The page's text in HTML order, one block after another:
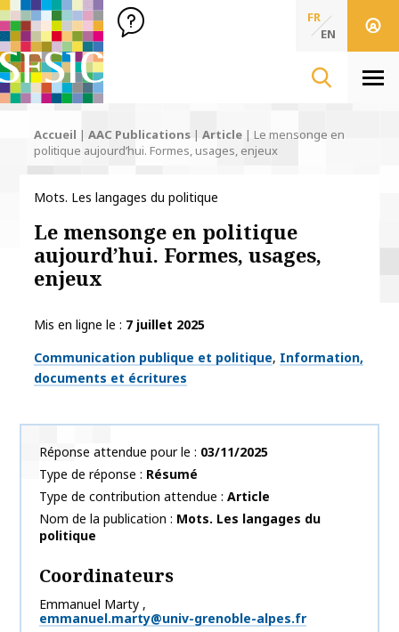
SFSIC Société Française des Sciences de l'Information & de
Société Française des Sciences
de l'Information
FR
EN
Accueil | AAC Publications | Article | Le mensonge en
politique aujourd’hui. Formes, usages, enjeux
Mots. Les langages du politique
Le mensonge en politique
aujourd’hui. Formes, usages,
enjeux
Mis en ligne le
7 juillet 2025
Thématiques
Communication publique et politique Information,
documents et écritures
Réponse attendue pour le
03/11/2025
Type de réponse
Résumé
Type de contribution attendue
Article
Nom de la publication
Mots. Les langages du
politique
Coordinateurs
Emmanuel Marty ,
emmanuel.marty@univ-grenoble-alpes.fr